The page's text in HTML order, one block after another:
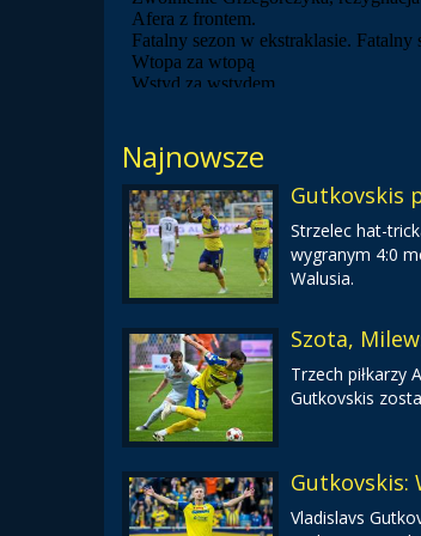
Najnowsze
Gutkovskis
Strzelec hat-
wygranym 4:0
Walusia.
Szota,
Trzech piłkarzy
Gutkovskis
Gutkovskis:
Vladislavs